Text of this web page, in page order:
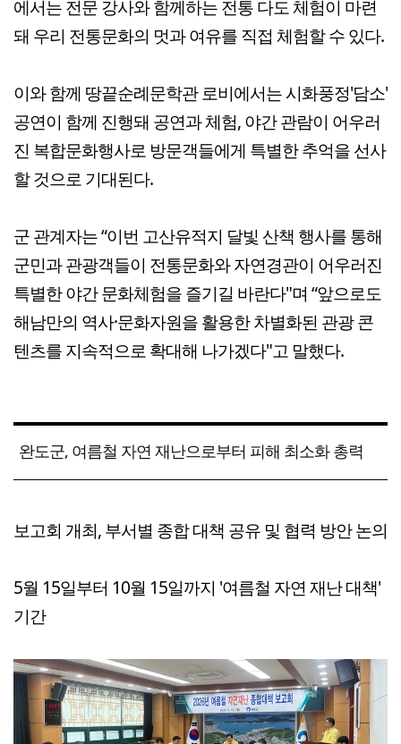
에서는 전문 강사와 함께하는 전통 다도 체험이 마련
돼 우리 전통문화의 멋과 여유를 직접 체험할 수 있다.
이와 함께 땅끝순례문학관 로비에서는 시화풍정'담소'
공연이 함께 진행돼 공연과 체험, 야간 관람이 어우러
진 복합문화행사로 방문객들에게 특별한 추억을 선사
할 것으로 기대된다.
군 관계자는 “이번 고산유적지 달빛 산책 행사를 통해
군민과 관광객들이 전통문화와 자연경관이 어우러진
특별한 야간 문화체험을 즐기길 바란다"며 “앞으로도
해남만의 역사·문화자원을 활용한 차별화된 관광 콘
텐츠를 지속적으로 확대해 나가겠다"고 말했다.
완도군, 여름철 자연 재난으로부터 피해 최소화 총력
보고회 개최, 부서별 종합 대책 공유 및 협력 방안 논의
5월 15일부터 10월 15일까지 '여름철 자연 재난 대책'
기간